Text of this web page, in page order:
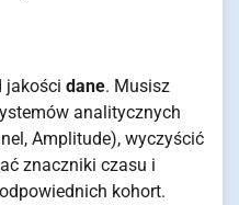
jakości dane. Musisz
analitycznych
Amplitude), wyczyścić
znaczniki czasu i
kohort.